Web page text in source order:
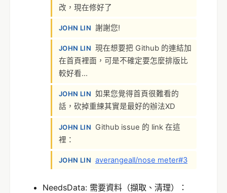
改，現在修好了
JOHN LIN 謝謝您!
JOHN LIN 現在想要把 Github 的連結加
在首頁裡面，可是不確定要怎麼排版比
較好看…
JOHN LIN 如果您覺得首頁很難看的
話，砍掉重練其實是最好的辦法XD
JOHN LIN
Github issue 的 link 在這
裡：
JOHN LIN averangeall/nose meter#3
NeedsData: 需要資料（擷取、清理）：